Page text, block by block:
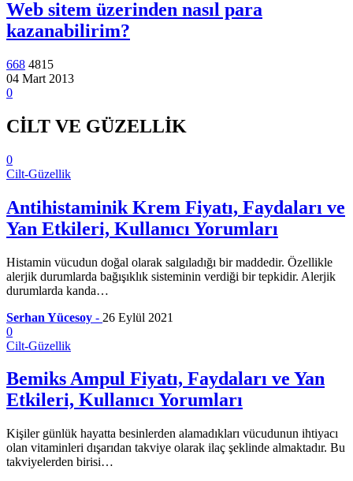
Web sitem üzerinden nasıl para
kazanabilirim?
668 4815
04 Mart 2013
0
CİLT VE GÜZELLİK
0
Cilt-Güzellik
Antihistaminik Krem Fiyatı, Faydaları ve
Yan Etkileri, Kullanıcı Yorumları
Histamin vücudun doğal olarak salgıladığı bir maddedir. Özellikle
alerjik durumlarda bağışıklık sisteminin verdiği bir tepkidir. Alerjik
durumlarda kanda…
Serhan Yücesoy - 26 Eylül 2021
0
Cilt-Güzellik
Bemiks Ampul Fiyatı, Faydaları ve Yan
Etkileri, Kullanıcı Yorumları
Kişiler günlük hayatta besinlerden alamadıkları vücudunun ihtiyacı
olan vitaminleri dışarıdan takviye olarak ilaç şeklinde almaktadır. Bu
takviyelerden birisi…